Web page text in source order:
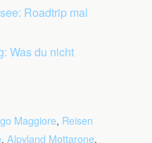
Roadtrip mal
Was du nicht
Maggiore, Reisen
, Alpyland Mottarone,